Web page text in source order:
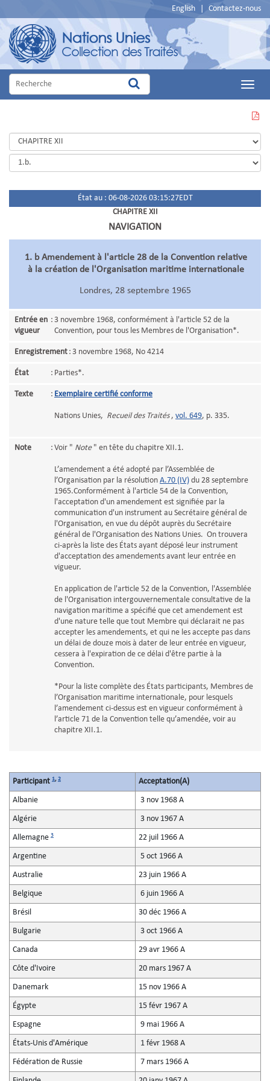
English Contactez-nous
Main
CETTE
PAGE
EN
PDF
État au : 06-08-2026 03:15:27EDT
CHAPITRE XII
NAVIGATION
1. b Amendement à l'article 28 de la Convention relative
à la création de l'Organisation maritime internationale
Londres, 28 septembre 1965
Entrée en
vigueur
: 3 novembre 1968, conformément à l'article 52 de la
Convention, pour tous les Membres de l'Organisation*.
Enregistrement : 3 novembre 1968, No 4214
État : Parties*.
Texte : Exemplaire certifié conforme
Nations Unies, Recueil des Traités, vol. 649, p. 335.
Note : Voir " Note " en tête du chapitre XII.1.
L’amendement a été adopté par l’Assemblée de
l’Organisation par la résolution A.70 (IV) du 28 septembre
1965.Conformément à l'article 54 de la Convention,
l'acceptation d'un amendement est signifiée par la
communication d'un instrument au Secrétaire général de
l'Organisation, en vue du dépôt auprès du Secrétaire
général de l'Organisation des Nations Unies. On trouvera
ci-après la liste des États ayant déposé leur instrument
d'acceptation des amendements avant leur entrée en
vigueur.
En application de l'article 52 de la Convention, l'Assemblée
de l'Organisation intergouvernementale consultative de la
navigation maritime a spécifié que cet amendement est
d'une nature telle que tout Membre qui déclarait ne pas
accepter les amendements, et qui ne les accepte pas dans
un délai de douze mois à dater de leur entrée en vigueur,
cessera à l'expiration de ce délai d'être partie à la
Convention.
*Pour la liste complète des États participants, Membres de
l’Organisation maritime internationale, pour lesquels
l’amendement ci-dessus est en vigueur conformément à
l’article 71 de la Convention telle qu’amendée, voir au
chapitre XII.1.
Participant 1,2 Acceptation(A)
Albanie 3 nov 1968 A
Algérie 3 nov 1967 A
Allemagne 3 22 juil 1966 A
Argentine 5 oct 1966 A
Australie 23 juin 1966 A
Belgique 6 juin 1966 A
Brésil 30 déc 1966 A
Bulgarie 3 oct 1966 A
Canada 29 avr 1966 A
Côte d'Ivoire 20 mars 1967 A
Danemark 15 nov 1966 A
Égypte 15 févr 1967 A
Espagne 9 mai 1966 A
États-Unis d'Amérique 1 févr 1968 A
Fédération de Russie 7 mars 1966 A